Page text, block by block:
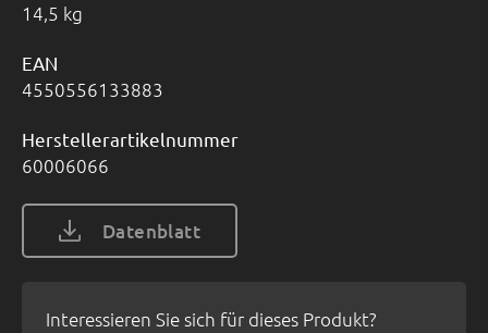
14,5 kg
EAN
4550556133883
Herstellerartikelnummer
60006066
Datenblatt
Interessieren Sie sich für dieses Produkt?